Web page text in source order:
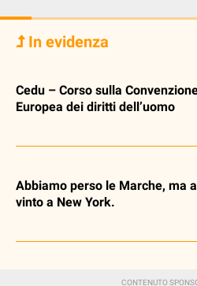
In evidenza
Cedu – Corso sulla
Europea dei diritti dell’uomo
Abbiamo perso le Marche, ma
vinto a New York.